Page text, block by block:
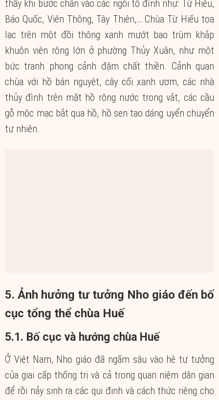
thấy khi bước chân vào các ngôi tổ đình như: Từ Hiếu,
Báo Quốc, Viên Thông, Tây Thiên,… Chùa Từ Hiếu tọa
lạc trên một đồi thông xanh mướt bao trùm khắp
khuôn viên rộng lớn ở phường Thủy Xuân, như một
bức tranh phong cảnh đậm chất thiền. Cảnh quan
chùa với hồ bán nguyệt, cây cối xanh ươm, các nhà
thủy đình trên mặt hồ rộng nước trong vắt, các cầu
gỗ mộc mạc bắt qua hồ, hồ sen tạo dáng uyển chuyển
tự nhiên.
5. Ảnh hưởng tư tưởng Nho giáo đến bố
cục tổng thể chùa Huế
5.1. Bố cục và hướng chùa Huế
Ở Việt Nam, Nho giáo đã ngấm sâu vào hệ tư tưởng
của giai cấp thống trị và cả trong quan niệm dân gian
để rồi nảy sinh ra các qui định và cách thức riêng cho